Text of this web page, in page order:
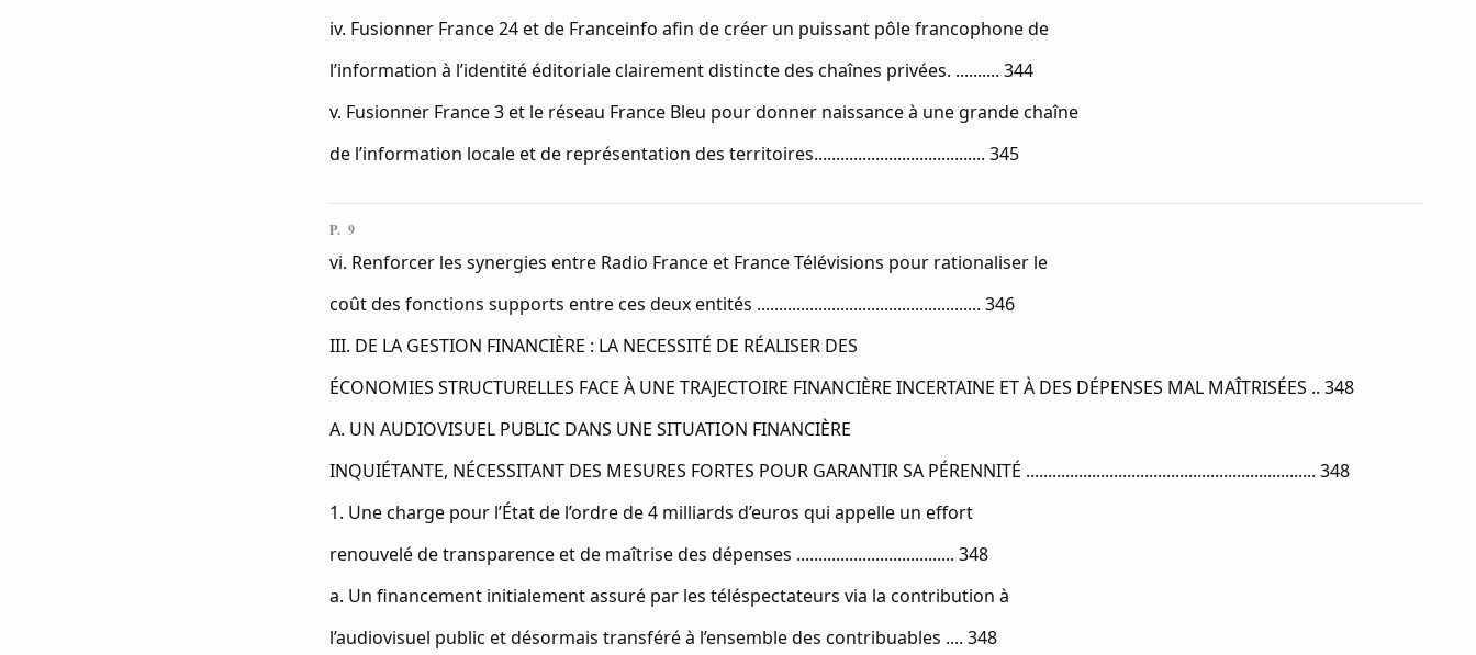
iv. Fusionner France 24 et de Franceinfo afin de créer un puissant pôle francophone de
l’information à l’identité éditoriale clairement distincte des chaînes privées. .......... 344
v. Fusionner France 3 et le réseau France Bleu pour donner naissance à une grande chaîne
de l’information locale et de représentation des territoires....................................... 345
P. 9
vi. Renforcer les synergies entre Radio France et France Télévisions pour rationaliser le
coût des fonctions supports entre ces deux entités ................................................... 346
III. DE LA GESTION FINANCIÈRE : LA NECESSITÉ DE RÉALISER DES
ÉCONOMIES STRUCTURELLES FACE À UNE TRAJECTOIRE FINANCIÈRE INCERTAINE ET À DES DÉPENSES MAL MAÎTRISÉES .. 348
A. UN AUDIOVISUEL PUBLIC DANS UNE SITUATION FINANCIÈRE
INQUIÉTANTE, NÉCESSITANT DES MESURES FORTES POUR GARANTIR SA PÉRENNITÉ .................................................................. 348
1. Une charge pour l’État de l’ordre de 4 milliards d’euros qui appelle un effort
renouvelé de transparence et de maîtrise des dépenses .................................... 348
a. Un financement initialement assuré par les téléspectateurs via la contribution à
l’audiovisuel public et désormais transféré à l’ensemble des contribuables .... 348